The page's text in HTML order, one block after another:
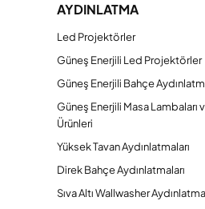
AYDINLATMA
Led Projektörler
Güneş Enerjili Led Projektörler
Güneş Enerjili Bahçe
Güneş Enerjili Masa Lambaları
Ürünleri
Yüksek Tavan Aydınlatmaları
Direk Bahçe Aydınlatmaları
Sıva Altı Wallwasher Aydınlatma